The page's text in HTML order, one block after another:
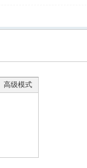
高级模式